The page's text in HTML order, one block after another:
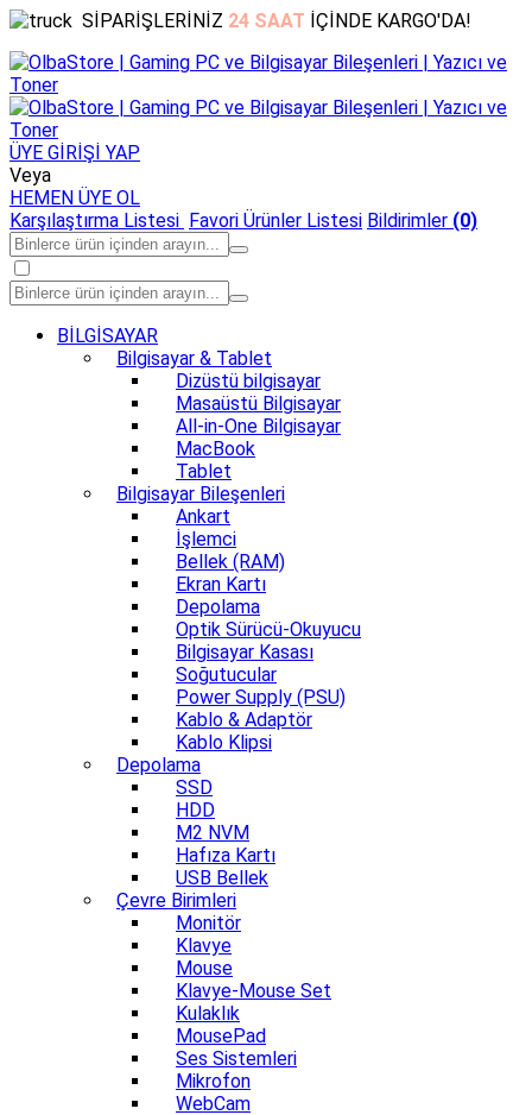
SİPARİŞLERİNİZ 24 SAAT İÇİNDE KARGO'DA!
ÜYE GİRİŞİ YAP
Veya
HEMEN ÜYE OL
Karşılaştırma Listesi Favori Ürünler Listesi Bildirimler (0)
BİLGİSAYAR
Bilgisayar & Tablet
Dizüstü bilgisayar
Masaüstü Bilgisayar
All-in-One Bilgisayar
MacBook
Tablet
Bilgisayar Bileşenleri
Ankart
İşlemci
Bellek (RAM)
Ekran Kartı
Depolama
Optik Sürücü-Okuyucu
Bilgisayar Kasası
Soğutucular
Power Supply (PSU)
Kablo & Adaptör
Kablo Klipsi
Depolama
SSD
HDD
M2 NVM
Hafıza Kartı
USB Bellek
Çevre Birimleri
Monitör
Klavye
Mouse
Klavye-Mouse Set
Kulaklık
MousePad
Ses Sistemleri
Mikrofon
WebCam